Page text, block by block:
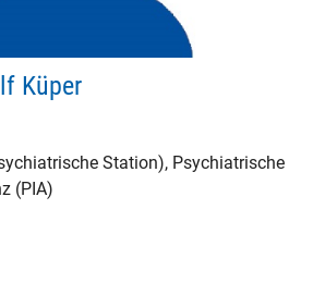
Küper
Station), Psychiatrische
(PIA)